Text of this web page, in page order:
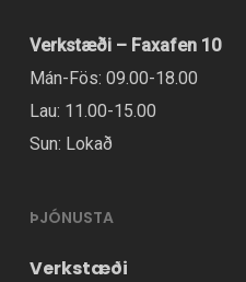
Verkstæði – Faxafen 10
Mán-Fös: 09.00-18.00
Lau: 11.00-15.00
Sun: Lokað
ÞJÓNUSTA
Verkstæði